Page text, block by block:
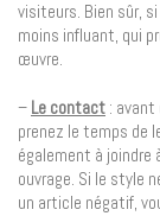
visiteurs. Bien sûr,
moins influant, qui
œuvre.
– Le contact : avant
prenez le temps de
également à joindre
ouvrage. Si le style
un article négatif,